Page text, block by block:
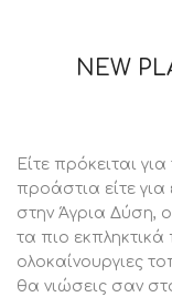
NEW
Είτε πρόκειται
προάστια είτε
στην Άγρια Δύση,
τα πιο
ολοκαίνουργιες
θα νιώσεις σαν